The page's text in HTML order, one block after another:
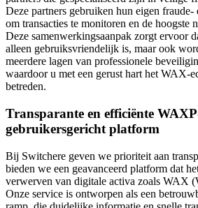
Deze partners gebruiken hun eigen fraude-
om transacties te monitoren en de hoogste
Deze samenwerkingsaanpak zorgt ervoor
alleen gebruiksvriendelijk is, maar ook
meerdere lagen van professionele
waardoor u met een gerust hart het WAX-
betreden.
Transparante en efficiënte
gebruikersgericht platform
Bij Switchere geven we prioriteit aan
bieden we een geavanceerd platform dat
verwerven van digitale activa zoals WAX
Onze service is ontworpen als een